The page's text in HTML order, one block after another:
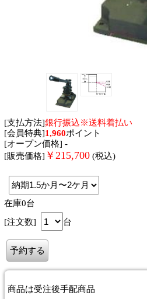
[支払方法]銀行振込※送料着払い
[会員特典]1,960ポイント
[オープン価格] -
[販売価格] ￥ 215,700 (税込)
在庫0台
[注文数]
台
商品は受注後手配商品